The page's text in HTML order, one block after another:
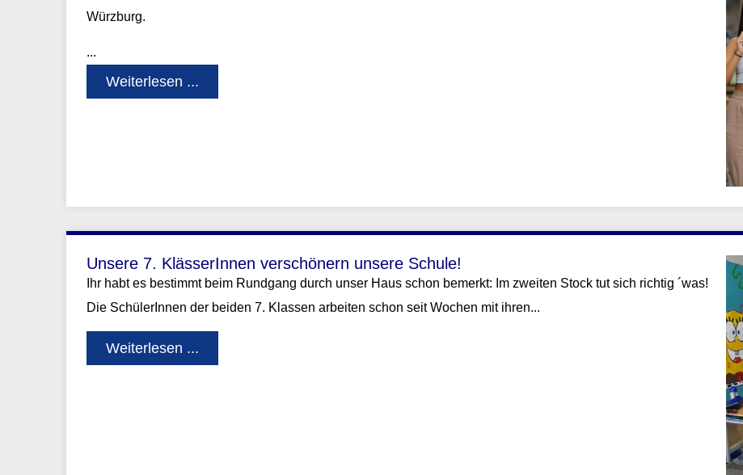
Würzburg.
...
Weiterlesen ...
Unsere 7. KlässerInnen verschönern unsere Schule!
Ihr habt es bestimmt beim Rundgang durch unser Haus schon bemerkt: Im zweiten Stock tut sich richtig ´was!
Die SchülerInnen der beiden 7. Klassen arbeiten schon seit Wochen mit ihren...
Weiterlesen ...